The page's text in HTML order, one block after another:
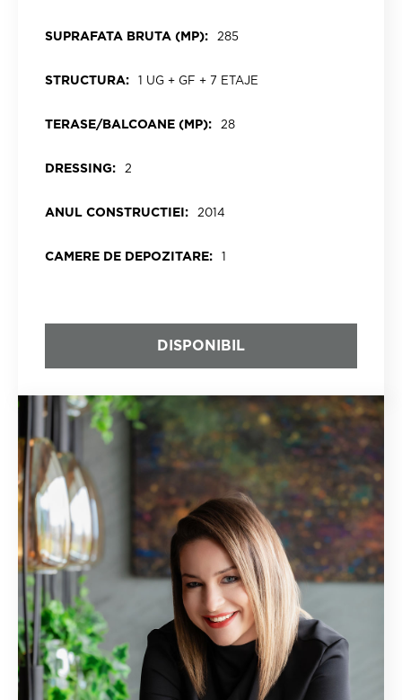
SUPRAFATA BRUTA (MP): 285
STRUCTURA: 1 UG + GF + 7 ETAJE
TERASE/BALCOANE (MP): 28
DRESSING: 2
ANUL CONSTRUCTIEI: 2014
CAMERE DE DEPOZITARE: 1
DISPONIBIL